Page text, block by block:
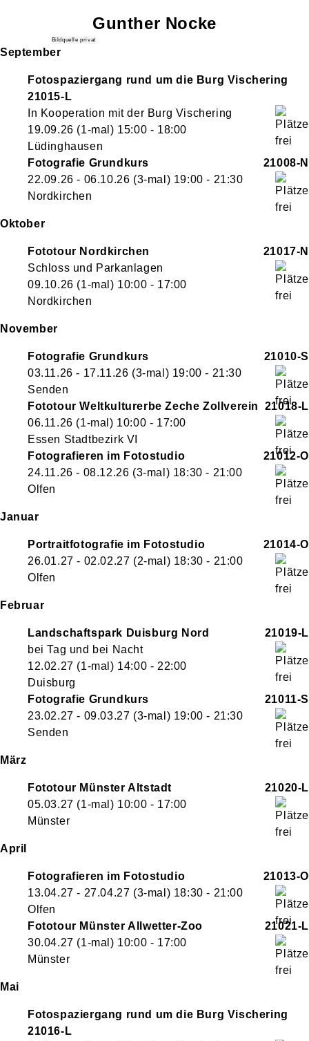
Gunther Nocke
Bildquelle privat
September
Fotospaziergang rund um die Burg Vischering
21015-L
In Kooperation mit der Burg Vischering
19.09.26 (1-mal) 15:00 - 18:00
Lüdinghausen
Fotografie Grundkurs
21008-N
22.09.26 - 06.10.26 (3-mal) 19:00 - 21:30
Nordkirchen
Oktober
Fototour Nordkirchen
21017-N
Schloss und Parkanlagen
09.10.26 (1-mal) 10:00 - 17:00
Nordkirchen
November
Fotografie Grundkurs
21010-S
03.11.26 - 17.11.26 (3-mal) 19:00 - 21:30
Senden
Fototour Weltkulturerbe Zeche Zollverein
21018-L
06.11.26 (1-mal) 10:00 - 17:00
Essen Stadtbezirk VI
Fotografieren im Fotostudio
21012-O
24.11.26 - 08.12.26 (3-mal) 18:30 - 21:00
Olfen
Januar
Portraitfotografie im Fotostudio
21014-O
26.01.27 - 02.02.27 (2-mal) 18:30 - 21:00
Olfen
Februar
Landschaftspark Duisburg Nord
21019-L
bei Tag und bei Nacht
12.02.27 (1-mal) 14:00 - 22:00
Duisburg
Fotografie Grundkurs
21011-S
23.02.27 - 09.03.27 (3-mal) 19:00 - 21:30
Senden
März
Fototour Münster Altstadt
21020-L
05.03.27 (1-mal) 10:00 - 17:00
Münster
April
Fotografieren im Fotostudio
21013-O
13.04.27 - 27.04.27 (3-mal) 18:30 - 21:00
Olfen
Fototour Münster Allwetter-Zoo
21021-L
30.04.27 (1-mal) 10:00 - 17:00
Münster
Mai
Fotospaziergang rund um die Burg Vischering
21016-L